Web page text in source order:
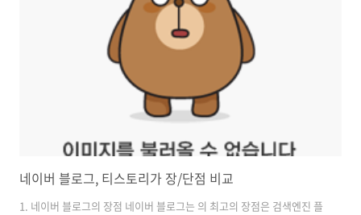
네이버 블로그, 티스토리가 장/단점 비교
1. 네이버 블로그의 장점 네이버 블로그는 의 최고의 장점은 검색엔진 플